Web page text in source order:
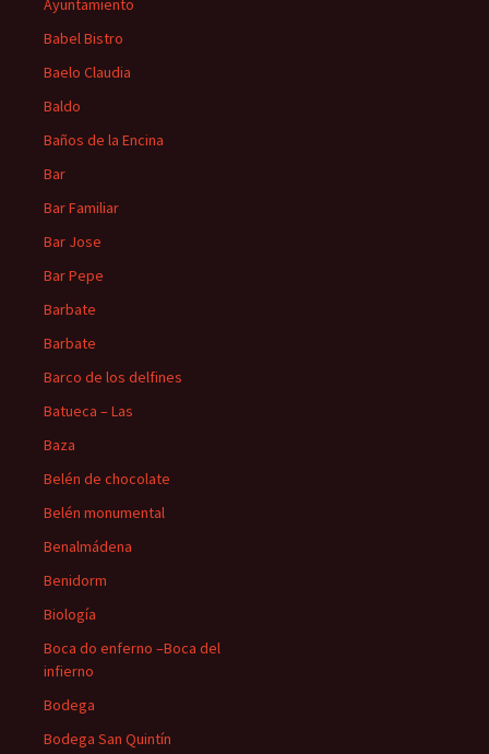
Ayuntamiento
Babel Bistro
Baelo Claudia
Baldo
Baños de la Encina
Bar
Bar Familiar
Bar Jose
Bar Pepe
Barbate
Barbate
Barco de los delfines
Batueca – Las
Baza
Belén de chocolate
Belén monumental
Benalmádena
Benidorm
Biología
Boca do enferno –Boca del
infierno
Bodega
Bodega San Quintín